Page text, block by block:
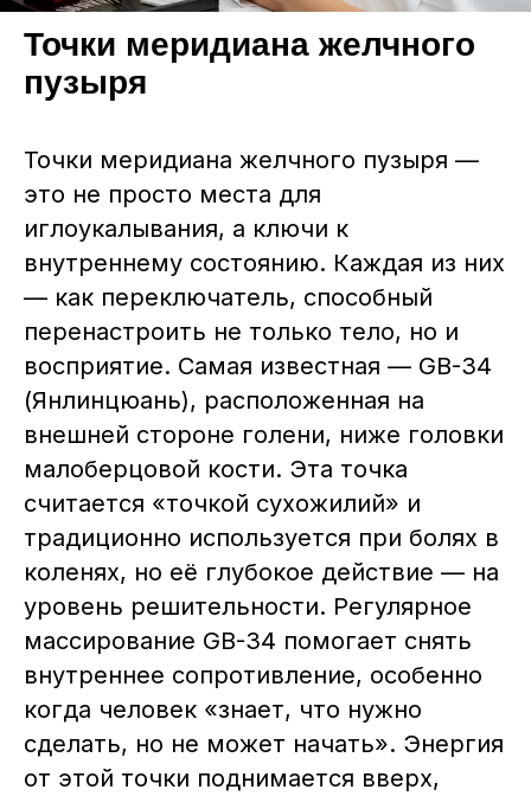
Точки меридиана желчного
пузыря
Точки меридиана желчного пузыря —
это не просто места для
иглоукалывания, а ключи к
внутреннему состоянию. Каждая из них
— как переключатель, способный
перенастроить не только тело, но и
восприятие. Самая известная — GB-34
(Янлинцюань), расположенная на
внешней стороне голени, ниже головки
малоберцовой кости. Эта точка
считается «точкой сухожилий» и
традиционно используется при болях в
коленях, но её глубокое действие — на
уровень решительности. Регулярное
массирование GB-34 помогает снять
внутреннее сопротивление, особенно
когда человек «знает, что нужно
сделать, но не может начать». Энергия
от этой точки поднимается вверх,